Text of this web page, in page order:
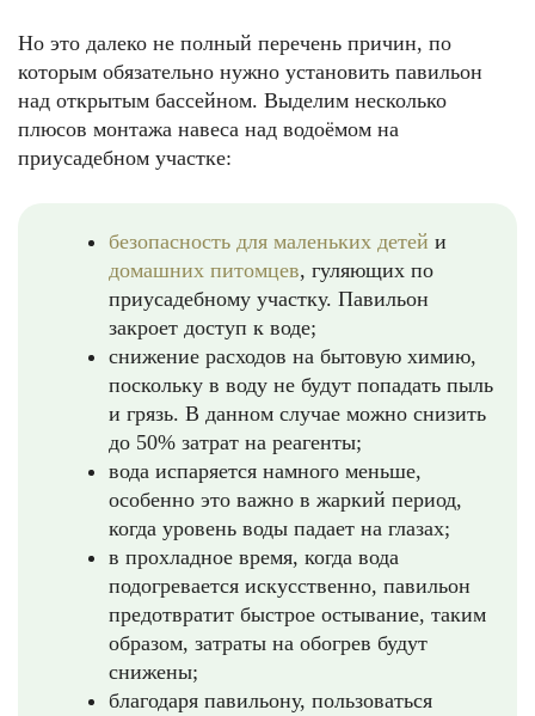
Но это далеко не полный перечень причин, по
которым обязательно нужно установить павильон
над открытым бассейном. Выделим несколько
плюсов монтажа навеса над водоёмом на
приусадебном участке:
безопасность для маленьких детей и
домашних питомцев, гуляющих по
приусадебному участку. Павильон
закроет доступ к воде;
снижение расходов на бытовую химию,
поскольку в воду не будут попадать пыль
и грязь. В данном случае можно снизить
до 50% затрат на реагенты;
вода испаряется намного меньше,
особенно это важно в жаркий период,
когда уровень воды падает на глазах;
в прохладное время, когда вода
подогревается искусственно, павильон
предотвратит быстрое остывание, таким
образом, затраты на обогрев будут
снижены;
благодаря павильону, пользоваться